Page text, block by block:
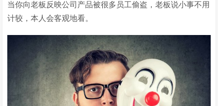
当你向老板反映公司产品被很多员工偷盗，老板说小事不用
计较，本人会客观地看。